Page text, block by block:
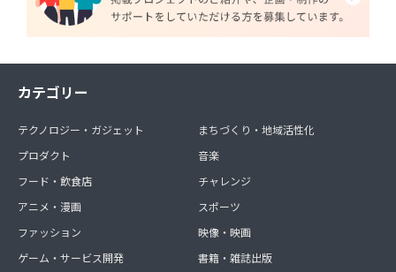
カテゴリー
テクノロジー・ガジェット
プロダクト
フード・飲食店
アニメ・漫画
ファッション
ゲーム・サービス開発
まちづくり・地域活性化
音楽
チャレンジ
スポーツ
映像・映画
書籍・雑誌出版